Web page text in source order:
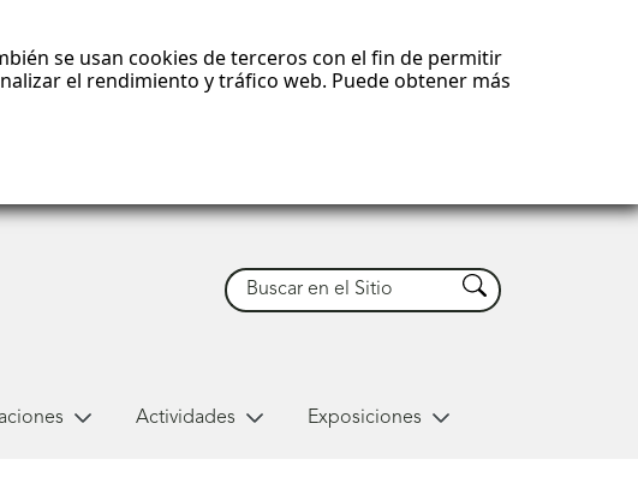
se usan cookies de terceros con el fin de permitir
el rendimiento y tráfico web. Puede obtener más
Buscar Buscar
Actividades Exposiciones